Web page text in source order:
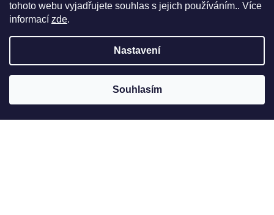
tohoto webu vyjadřujete souhlas s jejich používáním.. Více
informací zde.
Nastavení
Souhlasím